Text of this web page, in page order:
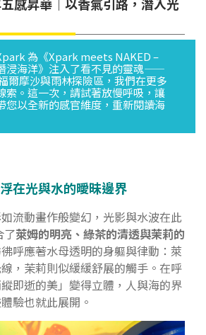
為《Xpark meets NAKED –
浸海洋》注入了看不見的靈魂——
爾摩沙與雨林探險區，我們在更多
索。這一次，請試著放慢呼吸，讓
您以全新的感官維度，重新閱讀海
在光與水的曖昧邊界
流動畫作般變幻，光影與水波在此
了萊姆的明亮、綠茶的清透與茉莉的
呼應著水母透明的身軀與律動：萊
，茉莉則似緩緩舒展的觸手。在呼
即逝的美」變得立體，人與海的界
驗也就此展開。